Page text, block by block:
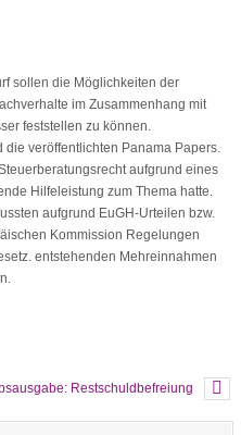
sollen die Möglichkeiten der
im Zusammenhang mit
feststellen zu können.
veröffentlichten Panama Papers.
aufgrund eines
Hilfeleistung zum Thema hatte.
aufgrund EuGH-Urteilen bzw.
Kommission Regelungen
entstehenden Mehreinnahmen
Restschuldbefreiung